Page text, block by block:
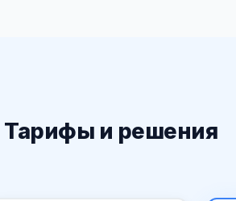
Тарифы и решения